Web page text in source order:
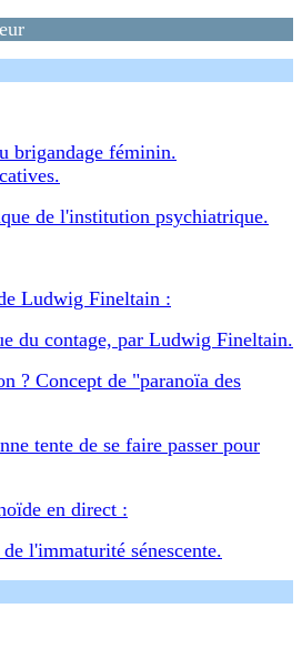
brigandage féminin.
de l'institution psychiatrique.
Ludwig Fineltain :
du contage, par Ludwig Fineltain.
? Concept de "paranoïa des
tente de se faire passer pour
en direct :
l'immaturité sénescente.